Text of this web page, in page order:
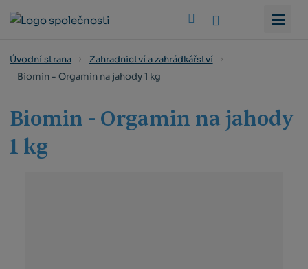
Úvodní strana
Zahradnictví a zahrádkářství
Biomin - Orgamin na jahody 1 kg
Biomin - Orgamin na jahody
1 kg